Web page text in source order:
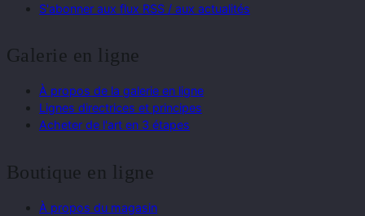
S'abonner aux flux RSS / aux actualités
Galerie en ligne
À propos de la galerie en ligne
Lignes directrices et principes
Acheter de l'art en 3 étapes
Boutique en ligne
À propos du magasin